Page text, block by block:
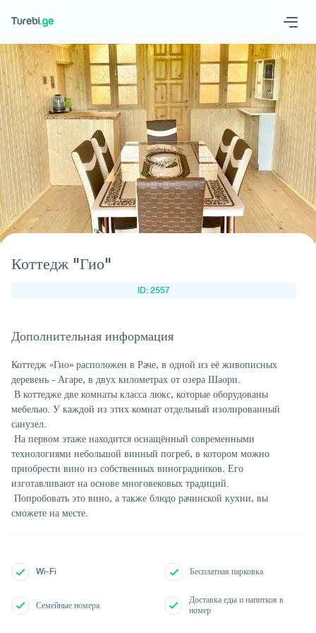
Geo Eng
Запросить отель
Коттедж "Гио"
ID: 2557
Дополнительная информация
Коттедж «Гио» расположен в Раче, в одной из её живописных
деревень - Агаре, в двух километрах от озера Шаори.
В коттедже две комнаты класса люкс, которые оборудованы
мебелью. У каждой из этих комнат отдельный изолированный
санузел.
На первом этаже находится оснащённый современными
технологиями небольшой винный погреб, в котором можно
приобрести вино из собственных виноградников. Его
изготавливают на основе многовековых традиций.
Попробовать это вино, а также блюдо рачинской кухни, вы
сможете на месте.
Wi-Fi Бесплатная парковка
Семейные номера
Доставка еды и напитков в
номер